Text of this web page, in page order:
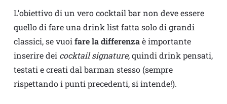
L’obiettivo di un vero cocktail bar non deve essere
quello di fare una drink list fatta solo di grandi
classici, se vuoifare la differenzaè importante
inserire dei cocktail signature,quindi drink pensati,
testati e creati dal barman stesso (sempre
rispettando i punti precedenti, si intende!).